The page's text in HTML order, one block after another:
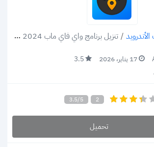
/ تنزيل برنامج واي فاي ماب 2024 WiFi Map apk كلمات سر شبكات الوايفاي
17 يناير، 2026
3.5
3.5/5 2
تحميل